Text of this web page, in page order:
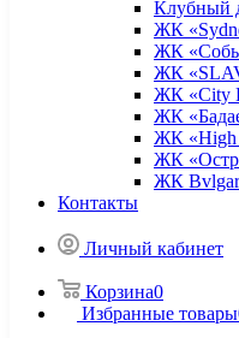
Клубный
ЖК
ЖК
ЖК
ЖК «City
ЖК
ЖК «High
ЖК
ЖК
Контакты
Личный кабинет
Корзина0
Избранные товары